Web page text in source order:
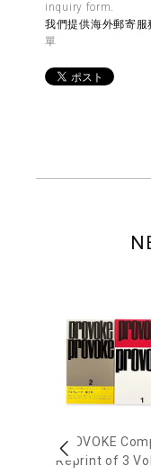
inquiry form.
我們提供海外郵寄
單
PROVOKE
Reprint of 3